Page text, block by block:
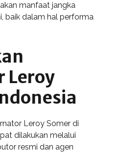
manfaat jangka
baik dalam hal performa
Leroy
Leroy Somer di
dilakukan melalui
resmi dan agen